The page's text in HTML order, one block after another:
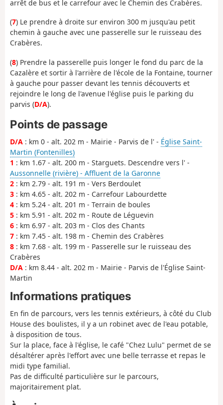
arrêt de bus et le carrefour avec le Chemin des Crabères.
(7) Le prendre à droite sur environ 300 m jusqu'au petit
chemin à gauche avec une passerelle sur le ruisseau des
Crabères.
(8) Prendre la passerelle puis longer le fond du parc de la
Cazalère et sortir à l'arrière de l'école de la Fontaine, tourner
à gauche pour passer devant les tennis découverts et
rejoindre le long de l'avenue l'église puis le parking du
parvis (D/A).
Points de passage
D/A : km 0 - alt. 202 m - Mairie - Parvis de l' - Église Saint-
Martin (Fontenilles)
1 : km 1.67 - alt. 200 m - Starguets. Descendre vers l' -
Aussonnelle (rivière) - Affluent de la Garonne
2 : km 2.79 - alt. 191 m - Vers Berdoulet
3 : km 4.65 - alt. 202 m - Carrefour Labourdette
4 : km 5.24 - alt. 201 m - Terrain de boules
5 : km 5.91 - alt. 202 m - Route de Léguevin
6 : km 6.97 - alt. 203 m - Clos des Chants
7 : km 7.45 - alt. 198 m - Chemin des Crabères
8 : km 7.68 - alt. 199 m - Passerelle sur le ruisseau des
Crabères
D/A : km 8.44 - alt. 202 m - Mairie - Parvis de l'Église Saint-
Martin
Informations pratiques
En fin de parcours, vers les tennis extérieurs, à côté du Club
House des boulistes, il y a un robinet avec de l'eau potable,
à disposition de tous.
Sur la place, face à l'église, le café "Chez Lulu" permet de se
désaltérer après l'effort avec une belle terrasse et repas le
midi type familial.
Pas de difficulté particulière sur le parcours,
majoritairement plat.